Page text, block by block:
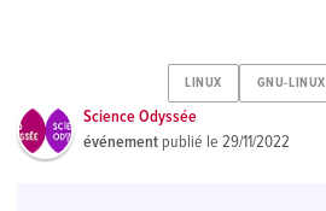
LINUX GNU-LINUX
Science Odyssée
événement publié le29/11/2022